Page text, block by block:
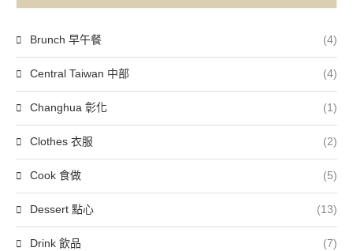
Brunch 早午餐 (4)
Central Taiwan 中部 (4)
Changhua 彰化 (1)
Clothes 衣服 (2)
Cook 食做 (5)
Dessert 點心 (13)
Drink 飲品 (7)